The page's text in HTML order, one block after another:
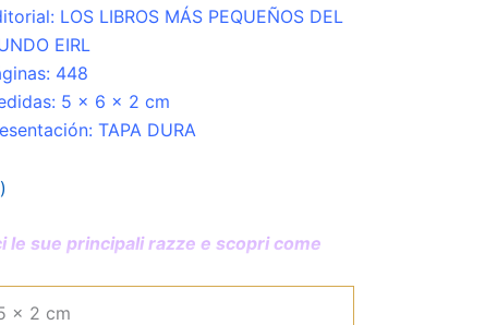
LOS LIBROS MÁS PEQUEÑOS DEL
EIRL
448
5 x 6 x 2 cm
TAPA DURA
le sue principali razze e scopri come
× 2 cm